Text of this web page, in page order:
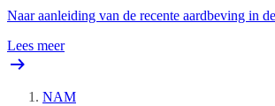
Naar aanleiding van de recente aardbeving in
Lees meer
NAM